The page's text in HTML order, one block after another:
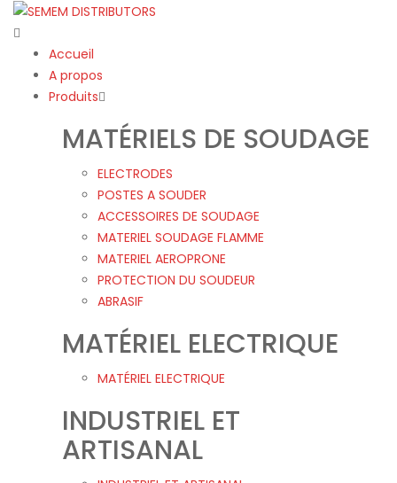
Accueil
A propos
Produits
MATÉRIELS DE SOUDAGE
ELECTRODES
POSTES A SOUDER
ACCESSOIRES DE SOUDAGE
MATERIEL SOUDAGE FLAMME
MATERIEL AEROPRONE
PROTECTION DU SOUDEUR
ABRASIF
MATÉRIEL ELECTRIQUE
MATÉRIEL ELECTRIQUE
INDUSTRIEL ET
ARTISANAL